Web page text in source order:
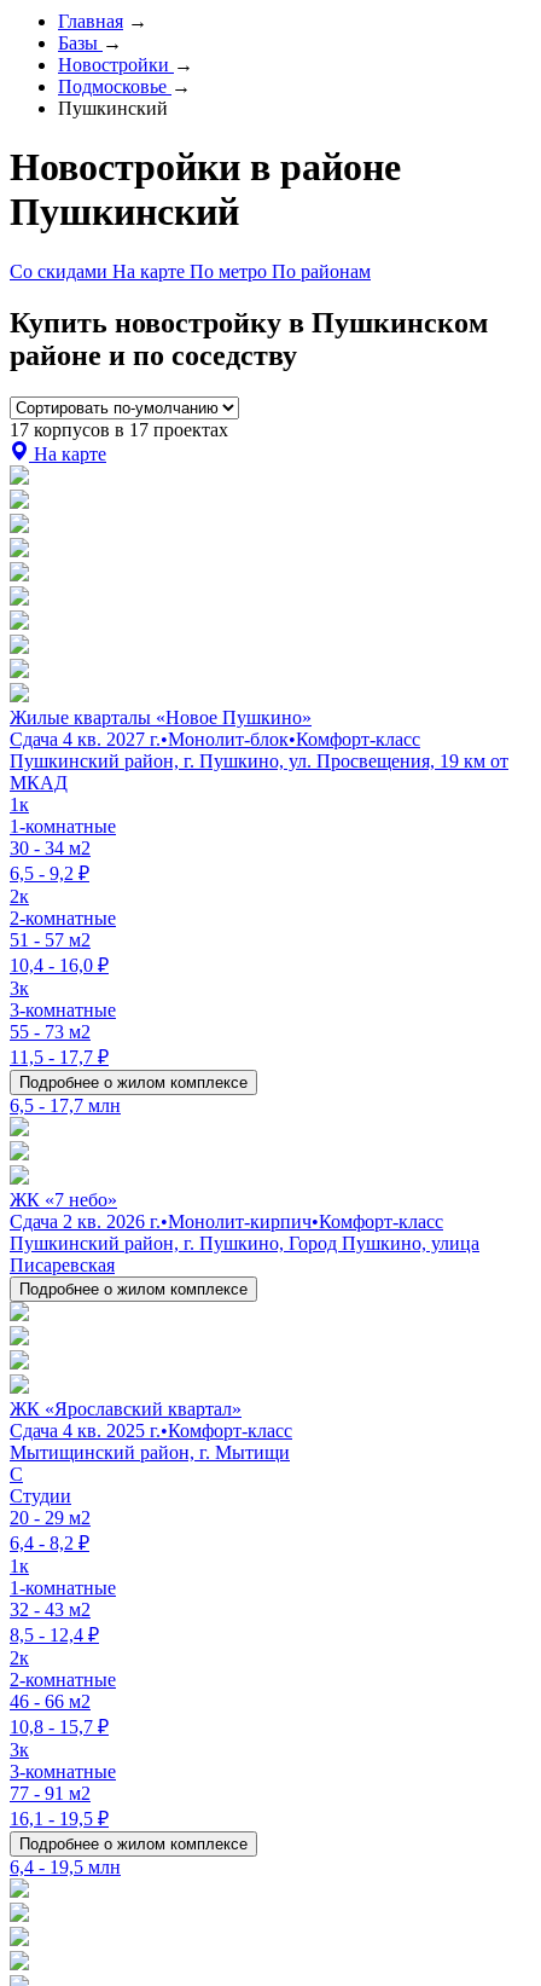
Главная →
Базы →
Новостройки →
Подмосковье →
Пушкинский
Новостройки в районе
Пушкинский
Со скидами На карте По метро По районам
Купить новостройку в Пушкинском
районе и по соседству
17 корпусов в 17 проектах
На карте
Жилые кварталы «Новое Пушкино»
Сдача 4 кв. 2027 г.•Монолит-блок•Комфорт-класс
Пушкинский район, г. Пушкино, ул. Просвещения, 19 км от
МКАД
1к
1-комнатные
30 - 34 м2
6,5 - 9,2 ₽
2к
2-комнатные
51 - 57 м2
10,4 - 16,0 ₽
3к
3-комнатные
55 - 73 м2
11,5 - 17,7 ₽
Подробнее о жилом комплексе
6,5 - 17,7 млн
ЖК «7 небо»
Сдача 2 кв. 2026 г.•Монолит-кирпич•Комфорт-класс
Пушкинский район, г. Пушкино, Город Пушкино, улица
Писаревская
Подробнее о жилом комплексе
ЖК «Ярославский квартал»
Сдача 4 кв. 2025 г.•Комфорт-класс
Мытищинский район, г. Мытищи
C
Студии
20 - 29 м2
6,4 - 8,2 ₽
1к
1-комнатные
32 - 43 м2
8,5 - 12,4 ₽
2к
2-комнатные
46 - 66 м2
10,8 - 15,7 ₽
3к
3-комнатные
77 - 91 м2
16,1 - 19,5 ₽
Подробнее о жилом комплексе
6,4 - 19,5 млн